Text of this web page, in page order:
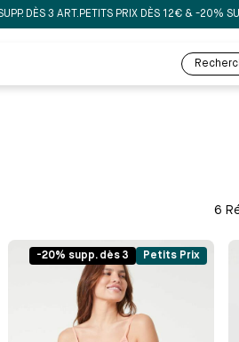
3 ART.PETITS PRIX DÈS 12€ & -20% SUPP.
6
-20% supp. dès 3 Petits Prix